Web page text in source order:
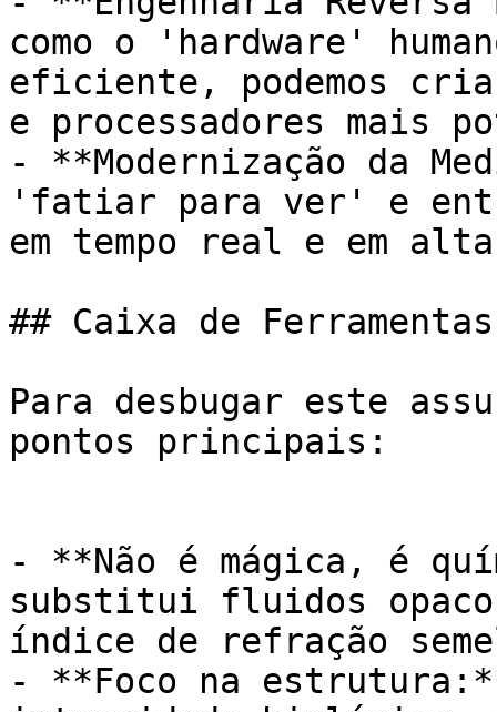
como o 'hardware'
eficiente, podemos
e processadores mais
- **Modernização da
'fatiar para ver' e
em tempo real e em
## Caixa de
Para desbugar este
pontos principais:
- **Não é mágica, é
substitui fluidos
índice de refração
- **Foco na